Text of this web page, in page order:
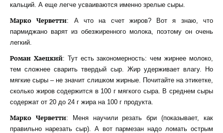
кальций. А еще легче усваиваются именно зрелые сыры.
Марко Черветти: А что на счет жиров? Вот я знаю, что
пармиджано варят из обезжиренного молока, поэтому он очень
легкий.
Роман Хаецкий: Тут есть закономерность: чем жирнее молоко,
тем сложнее сварить твердый сыр. Жир удерживает влагу. Но
мягкие сыры – не значит слишком жирные. Почитайте на этикетке,
сколько жиров содержится в 100 г мягкого сыра. В среднем сыры
содержат от 20 до 24 г жира на 100 г продукта.
Марко Черветти: Меня научили резать бри (показывает, как
правильно нарезать сыр). А вот пармезан надо ломать острым